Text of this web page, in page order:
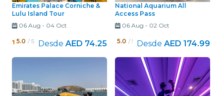
Emirates Palace Corniche &
Lulu Island Tour
06 Aug - 04 Oct
5.0 / 5 Desde AED 74.25
National Aquarium All
Access Pass
06 Aug - 02 Oct
5.0 / 5 Desde AED 174.99